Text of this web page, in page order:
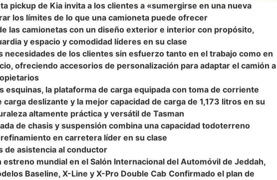
pickup de Kia invita a los clientes a «sumergirse en una nueva
los límites de lo que una camioneta puede ofrecer
las camionetas con un diseño exterior e interior con propósito,
y espacio y comodidad líderes en su clase
necesidades de los clientes sin esfuerzo tanto en el trabajo como en
, ofreciendo accesorios de personalización para adaptar el camión a
esquinas, la plataforma de carga equipada con toma de corriente
carga deslizante y la mejor capacidad de carga de 1,173 litros en su
altamente práctica y versátil de Tasman
de chasis y suspensión combina una capacidad todoterreno
en carretera líder en su clase
de asistencia al conductor
estreno mundial en el Salón Internacional del Automóvil de Jeddah,
Baseline, X-Line y X-Pro Double Cab Confirmado el plan de